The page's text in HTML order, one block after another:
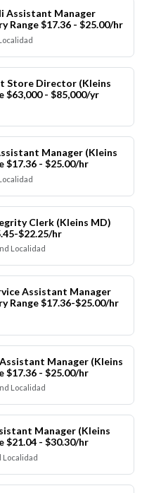
Assistant Manager
Range $17.36 - $25.00/hr
Store Director (Kleins
$63,000 - $85,000/yr
Manager (Kleins
$17.36 - $25.00/hr
Clerk (Kleins MD)
$22.25/hr
Localidad
Assistant Manager
Range $17.36-$25.00/hr
Manager (Kleins
$17.36 - $25.00/hr
Localidad
Manager (Kleins
$21.04 - $30.30/hr
Localidad